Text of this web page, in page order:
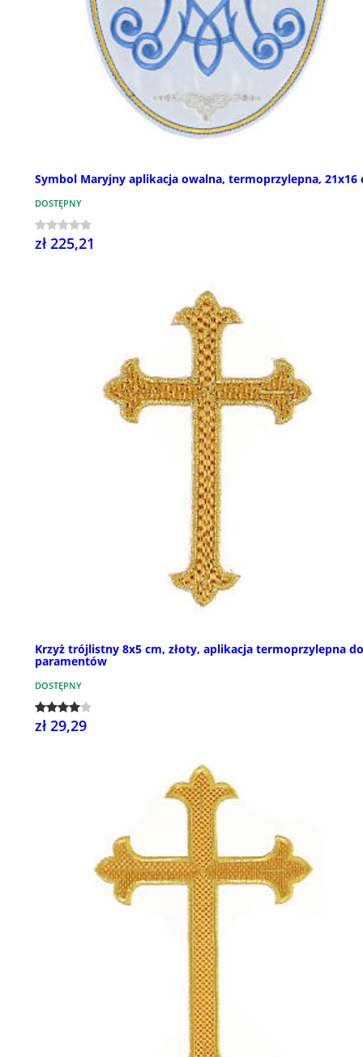
Symbol Maryjny aplikacja owalna, termoprzylepna, 21x16
DOSTĘPNY
zł 225,21
Krzyż trójlistny 8x5 cm, złoty, aplikacja termoprzylepna do
paramentów
DOSTĘPNY
zł 29,29